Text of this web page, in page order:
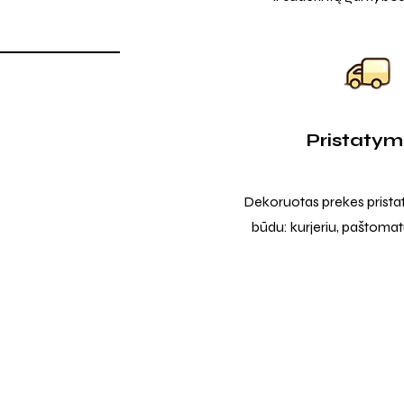
Dekoruotas prekes
būdu: kurjeriu,